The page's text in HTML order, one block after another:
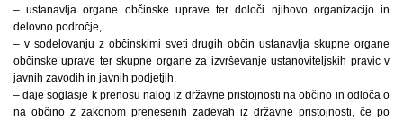
– ustanavlja organe občinske uprave ter določi njihovo organizacijo in
delovno področje,
– v sodelovanju z občinskimi sveti drugih občin ustanavlja skupne organe
občinske uprave ter skupne organe za izvrševanje ustanoviteljskih pravic v
javnih zavodih in javnih podjetjih,
– daje soglasje k prenosu nalog iz državne pristojnosti na občino in odloča o
na občino z zakonom prenesenih zadevah iz državne pristojnosti, če po